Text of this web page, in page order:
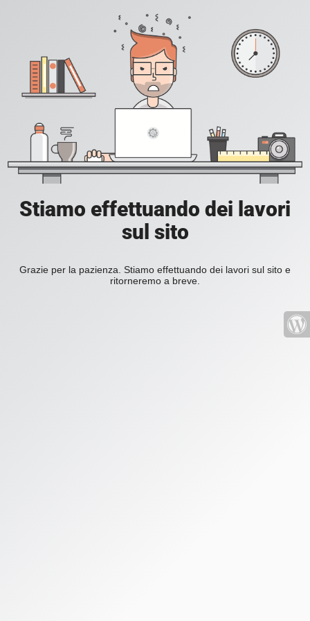
Stiamo effettuando dei lavori
sul sito
Grazie per la pazienza. Stiamo effettuando dei lavori sul sito e
ritorneremo a breve.